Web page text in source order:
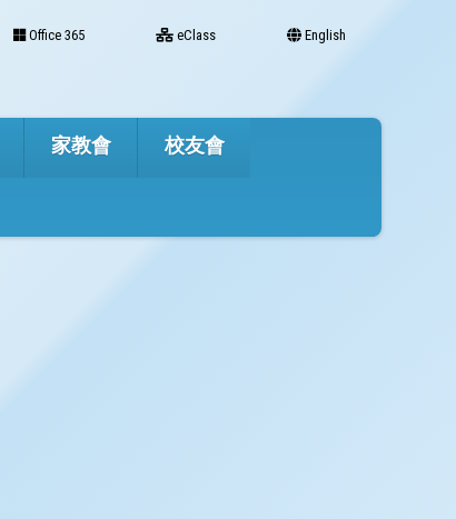
Office 365 eClass English
家教會 校友會